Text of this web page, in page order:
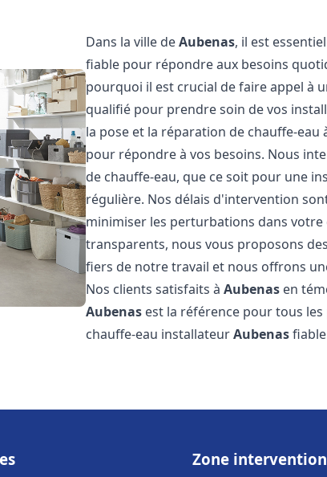
Dans la ville deAubenas, il est
fiable pour répondre aux besoins
pourquoi il est crucial de faire appel à
qualifié pour prendre soin de vos
la pose et la réparation de chauffe-eau
pour répondre à vos besoins. Nous
de chauffe-eau, que ce soit pour une
régulière. Nos délais d'intervention
minimiser les perturbations dans
transparents, nous vous proposons
fiers de notre travail et nous offrons
Nos clients satisfaits àAubenas en
Aubenas est la référence pour tous
chauffe-eau installateurAubenas
Zone intervention